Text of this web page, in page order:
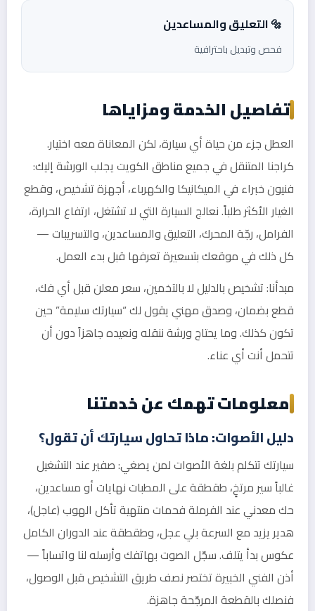
🔩 التعليق والمساعدين
فحص وتبديل باحترافية
تفاصيل الخدمة ومزاياها
العطل جزء من حياة أي سيارة، لكن المعاناة معه اختيار.
كراجنا المتنقل في جميع مناطق الكويت يجلب الورشة إليك:
فنيون خبراء في الميكانيكا والكهرباء، أجهزة تشخيص، وقطع
الغيار الأكثر طلباً. نعالج السيارة التي لا تشتغل، ارتفاع الحرارة،
الفرامل، رجّة المحرك، التعليق والمساعدين، والتسريبات —
كل ذلك في موقعك بتسعيرة تعرفها قبل بدء العمل.
مبدأنا: تشخيص بالدليل لا بالتخمين، سعر معلن قبل أي فك،
قطع بضمان، وصدق مهني يقول لك “سيارتك سليمة” حين
تكون كذلك. وما يحتاج ورشة ننقله ونعيده جاهزاً دون أن
تتحمل أنت أي عناء.
معلومات تهمك عن خدمتنا
دليل الأصوات: ماذا تحاول سيارتك أن تقول؟
سيارتك تتكلم بلغة الأصوات لمن يصغي: صفير عند التشغيل
غالباً سير مرتخٍ، طقطقة على المطبات نهايات أو مساعدين،
حك معدني عند الفرملة فحمات منتهية تأكل الهوب (عاجل)،
هدير يزيد مع السرعة بلي عجل، وطقطقة عند الدوران الكامل
عكوس بدأ يتلف. سجّل الصوت بهاتفك وأرسله لنا واتساباً —
أذن الفني الخبيرة تختصر نصف طريق التشخيص قبل الوصول،
فنصلك بالقطعة المرجّحة جاهزة.